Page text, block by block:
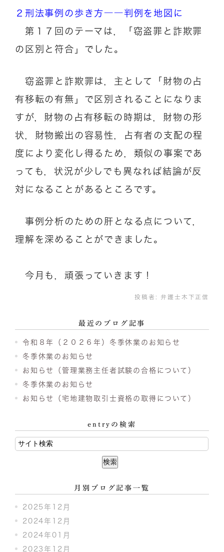
２刑法事例の歩き方――判例を地図に
第１７回のテーマは，「窃盗罪と詐欺罪
の区別と符合」でした。
窃盗罪と詐欺罪は，主として「財物の占
有移転の有無」で区別されることになりま
すが，財物の占有移転の時期は，財物の形
状，財物搬出の容易性，占有者の支配の程
度により変化し得るため，類似の事案であ
っても，状況が少しでも異なれば結論が反
対になることがあるところです。
事例分析のための肝となる点について，
理解を深めることができました。
今月も，頑張っていきます！
投稿者: 弁護士木下正信
最近のブログ記事
令和８年（２０２６年）冬季休業のお知らせ
冬季休業のお知らせ
お知らせ（管理業務主任者試験の合格について）
冬季休業のお知らせ
お知らせ（宅地建物取引士資格の取得について）
entryの検索
月別ブログ記事一覧
2025年12月
2024年12月
2024年01月
2023年12月